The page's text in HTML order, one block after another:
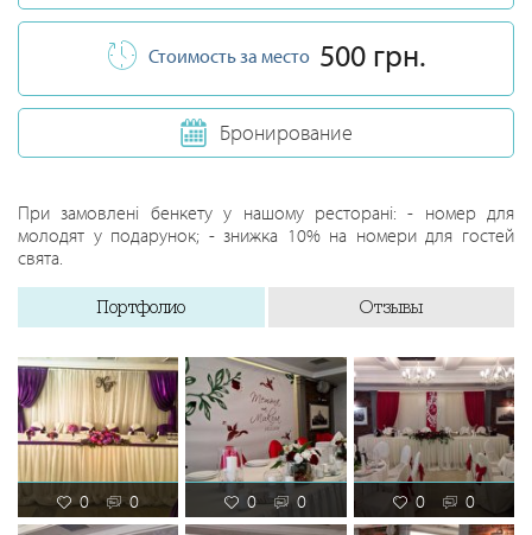
Стоимость за место 500 грн.
Бронирование
При замовлені бенкету у нашому ресторані: - номер для
молодят у подарунок; - знижка 10% на номери для гостей
свята.
Портфолио Отзывы
0 0 0 0 0 0